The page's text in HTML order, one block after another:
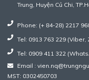
Trung, Huyện Củ Chi,
Phone: (+ 84-28) 2217
Tel: 0913 763 229 (Viber,
Tel: 0909 411 322
Email :
MST: 0302450703